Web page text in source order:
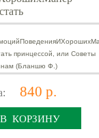
или
врединам
Ф.)
840 р.
В КОРЗИНУ